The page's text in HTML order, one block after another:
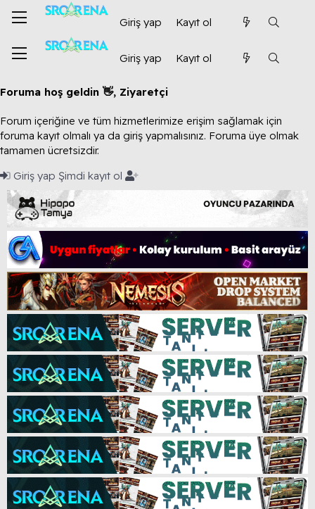
Giriş yap Kayıt ol
Giriş yap Kayıt ol
Foruma hoş geldin 👋, Ziyaretçi
Forum içeriğine ve tüm hizmetlerimize erişim sağlamak için
foruma kayıt olmalı ya da giriş yapmalısınız. Foruma üye olmak
tamamen ücretsizdir.
Giriş yap Şimdi kayıt ol